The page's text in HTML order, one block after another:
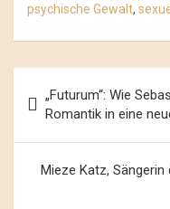
psychische Gewalt,
Navigation
„Futurum“: Wie
Romantik in eine
Mieze Katz, Sängerin